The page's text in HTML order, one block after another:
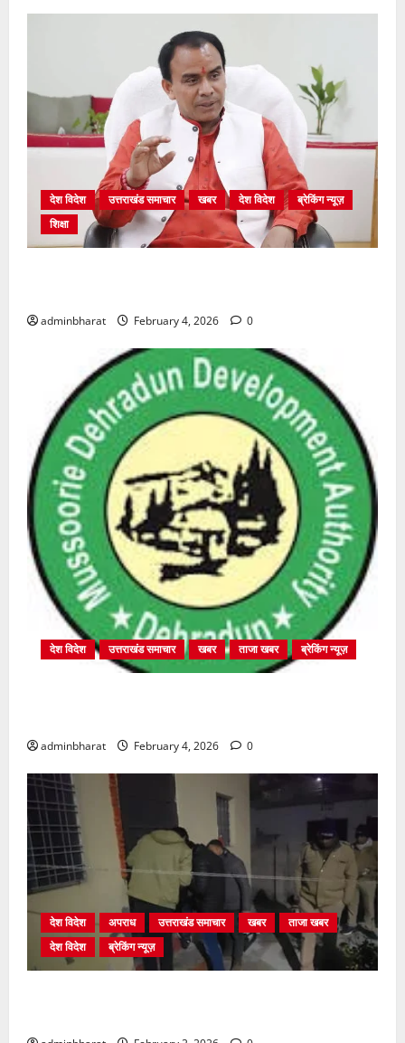
देश विदेश उत्तराखंड समाचार खबर देश विदेश
ब्रेकिंग न्यूज़
शिक्षा
adminbharat February 4, 2026 0
देश विदेश उत्तराखंड समाचार खबर ताजा खबर ब्रेकिंग न्यूज़
adminbharat February 4, 2026 0
देश विदेश अपराध उत्तराखंड समाचार खबर
ताजा खबर
देश विदेश
ब्रेकिंग न्यूज़